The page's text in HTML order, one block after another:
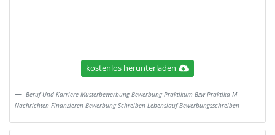
kostenlos herunterladen
Beruf Und Karriere Musterbewerbung Bewerbung Praktikum Bzw Praktika M
Nachrichten Finanzieren Bewerbung Schreiben Lebenslauf Bewerbungsschreiben